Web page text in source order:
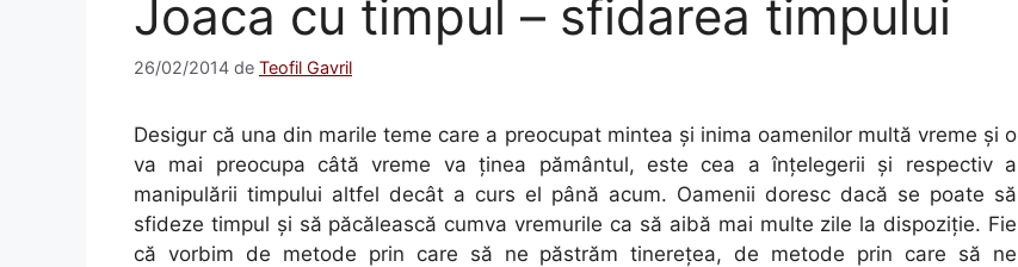
Joaca cu timpul – sfidarea timpului
26/02/2014 de Teofil Gavril
Desigur că una din marile teme care a preocupat mintea şi inima oamenilor multă vreme şi o
va mai preocupa câtă vreme va ţinea pământul, este cea a înţelegerii şi respectiv a
manipulării timpului altfel decât a curs el până acum. Oamenii doresc dacă se poate să
sfideze timpul şi să păcălească cumva vremurile ca să aibă mai multe zile la dispoziţie. Fie
că vorbim de metode prin care să ne păstrăm tinereţea, de metode prin care să ne